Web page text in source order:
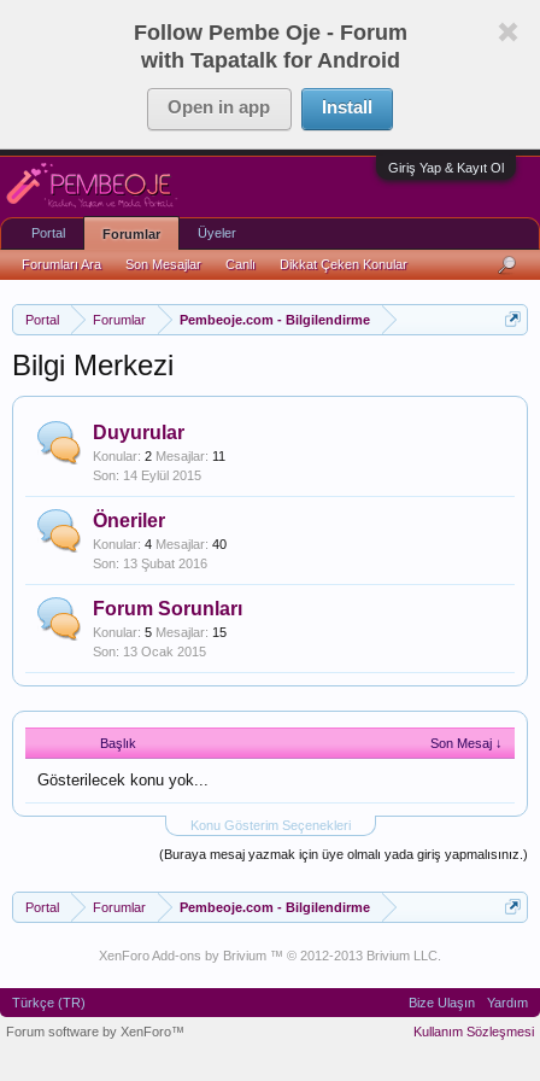
Follow Pembe Oje - Forum
with Tapatalk for Android
Open in app Install
Giriş Yap & Kayıt Ol
Portal Forumlar Pembeoje.com - Bilgilendirme
Bilgi Merkezi
Duyurular
Konular: 2 Mesajlar: 11
14 Eylül 2015
Öneriler
Konular: 4 Mesajlar: 40
13 Şubat 2016
Forum Sorunları
Konular: 5 Mesajlar: 15
13 Ocak 2015
Başlık Son Mesaj ↓
Gösterilecek konu yok...
Konu Gösterim Seçenekleri
(Buraya mesaj yazmak için üye olmalı yada giriş yapmalısınız.)
Portal Forumlar Pembeoje.com - Bilgilendirme
XenForo Add-ons by Brivium ™ © 2012-2013 Brivium LLC.
Portal Forumlar
Forumları Ara Son Mesajlar Canlı Dikkat Çeken Konular
Üyeler
Türkçe (TR) Bize Ulaşın
Yardım
Kullanım Sözleşmesi
Forum software by XenForo™